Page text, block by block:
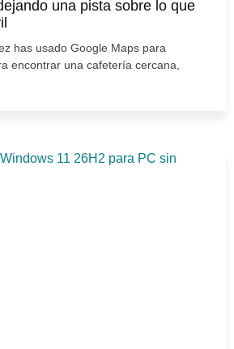
una pista sobre lo que
has usado Google Maps para
encontrar una cafetería cercana,